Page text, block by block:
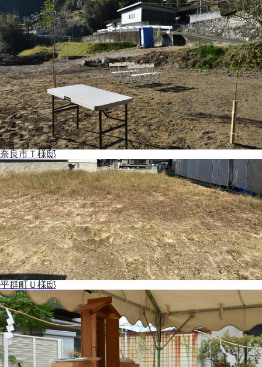
奈良市Ｔ様邸
平群町Ｕ様邸